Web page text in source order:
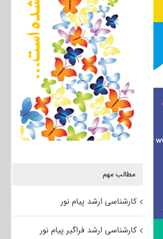
مطالب مهم
کارشناسی ارشد پیام نور
کارشناسی ارشد فراگیر پیام نور